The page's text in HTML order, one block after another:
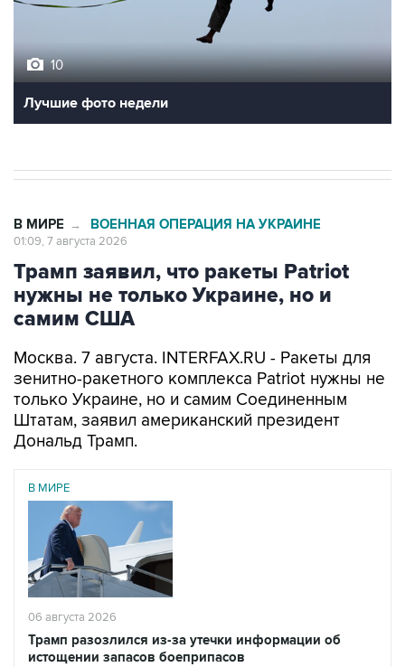
10
Лучшие фото недели
В МИРЕ → ВОЕННАЯ ОПЕРАЦИЯ НА УКРАИНЕ
01:09, 7 августа 2026
Трамп заявил, что ракеты Patriot
нужны не только Украине, но и
самим США
Москва. 7 августа. INTERFAX.RU - Ракеты для
зенитно-ракетного комплекса Patriot нужны не
только Украине, но и самим Соединенным
Штатам, заявил американский президент
Дональд Трамп.
В МИРЕ
06 августа 2026
Трамп разозлился из-за утечки информации об
истощении запасов боеприпасов